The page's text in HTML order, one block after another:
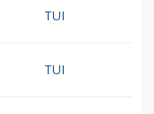
TUI
TUI